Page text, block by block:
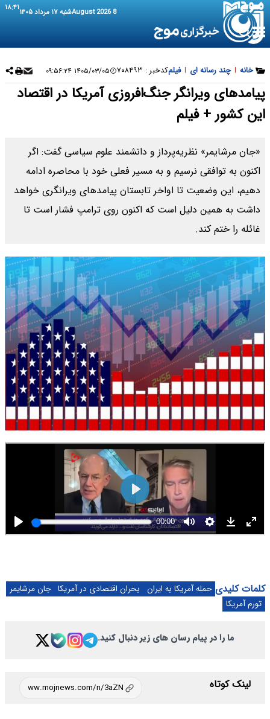
8 August 2026 شنبه ۱۷ مرداد ۱۴۰۵ ۱۸:۴۱
خانه | چند رسانه ای | فیلمکدخبر : ۷۰۸۴۹۳ ۱۴۰۵/۰۳/۰۵ ۰۹:۵۶:۲۴
پیامدهای ویرانگر جنگ‌افروزی آمریکا در اقتصاد
این کشور + فیلم
«جان مرشایمر» نظریه‌پرداز و دانشمند علوم سیاسی گفت: اگر
اکنون به توافقی نرسیم و به مسیر فعلی خود با محاصره ادامه
دهیم، این وضعیت تا اواخر تابستان پیامدهای ویرانگری خواهد
داشت به همین دلیل است که اکنون روی ترامپ فشار است تا
غائله را ختم کند.
کلمات کلیدی حمله آمریکا به ایران بحران اقتصادی در آمریکا جان مرشایمر
تورم آمریکا
ما را در پیام رسان های زیر دنبال کنید.
لینک کوتاه